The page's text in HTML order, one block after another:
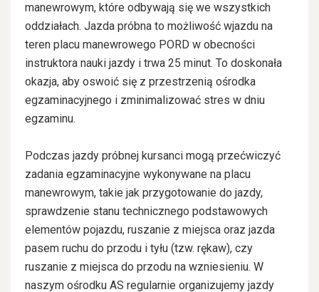
manewrowym, które odbywają się we wszystkich
oddziałach. Jazda próbna to możliwość wjazdu na
teren placu manewrowego PORD w obecności
instruktora nauki jazdy i trwa 25 minut. To doskonała
okazja, aby oswoić się z przestrzenią ośrodka
egzaminacyjnego i zminimalizować stres w dniu
egzaminu.
Podczas jazdy próbnej kursanci mogą przećwiczyć
zadania egzaminacyjne wykonywane na placu
manewrowym, takie jak przygotowanie do jazdy,
sprawdzenie stanu technicznego podstawowych
elementów pojazdu, ruszanie z miejsca oraz jazda
pasem ruchu do przodu i tyłu (tzw. rękaw), czy
ruszanie z miejsca do przodu na wzniesieniu. W
naszym ośrodku AS regularnie organizujemy jazdy